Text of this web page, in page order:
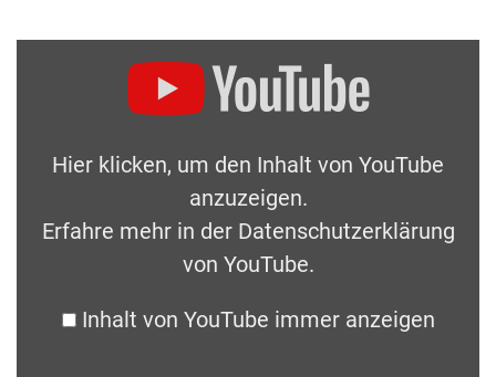
Hier klicken, um den Inhalt von YouTube
anzuzeigen.
Erfahre mehr in der Datenschutzerklärung
von YouTube.
Inhalt von YouTube immer anzeigen